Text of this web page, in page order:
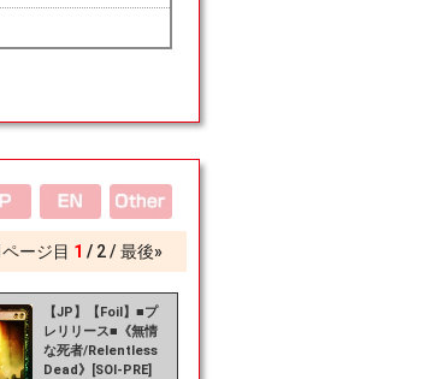
ページ目 1 2 最後»
【JP】【Foil】■プ
レリリース■《無情
な死者/Relentless
Dead》[SOI-PRE]